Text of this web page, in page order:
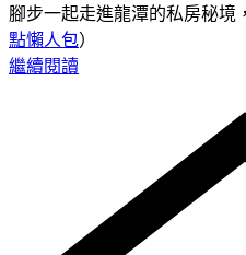
腳步一起走進龍潭的私房秘境
點懶人包）
繼續閱讀